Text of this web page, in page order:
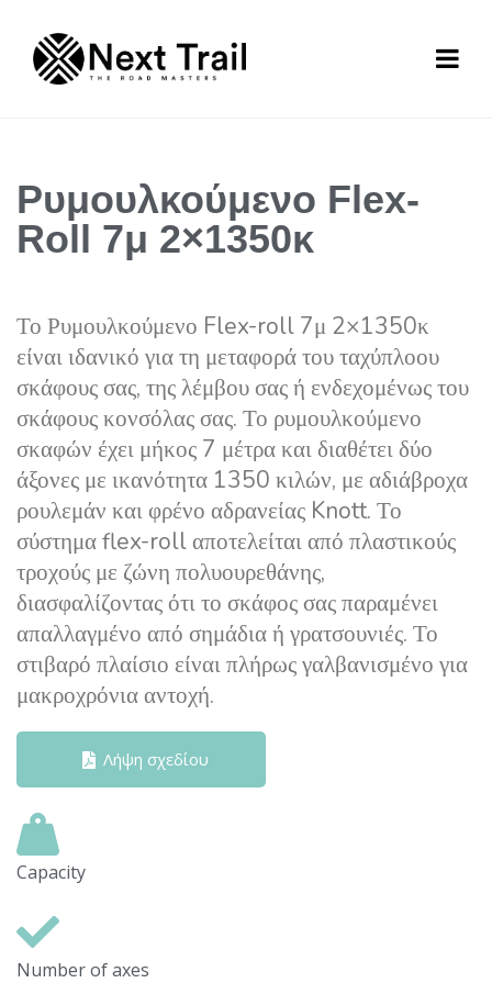
Ρυμουλκούμενο Flex-
Roll 7μ 2×1350κ
Το Ρυμουλκούμενο Flex-roll 7μ 2×1350κ
είναι ιδανικό για τη μεταφορά του ταχύπλοου
σκάφους σας, της λέμβου σας ή ενδεχομένως του
σκάφους κονσόλας σας. Το ρυμουλκούμενο
σκαφών έχει μήκος 7 μέτρα και διαθέτει δύο
άξονες με ικανότητα 1350 κιλών, με αδιάβροχα
ρουλεμάν και φρένο αδρανείας Knott. Το
σύστημα flex-roll αποτελείται από πλαστικούς
τροχούς με ζώνη πολυουρεθάνης,
διασφαλίζοντας ότι το σκάφος σας παραμένει
απαλλαγμένο από σημάδια ή γρατσουνιές. Το
στιβαρό πλαίσιο είναι πλήρως γαλβανισμένο για
μακροχρόνια αντοχή.
Λήψη σχεδίου
Capacity
Number of axes